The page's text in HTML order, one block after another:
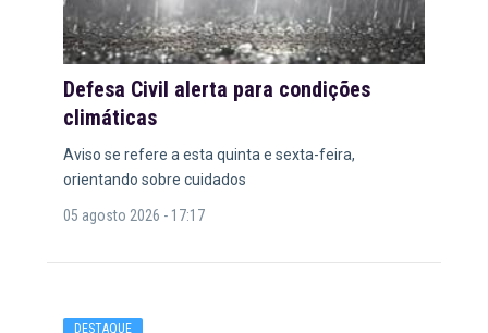
Defesa Civil alerta para condições
climáticas
Aviso se refere a esta quinta e sexta-feira,
orientando sobre cuidados
05 agosto 2026 - 17:17
DESTAQUE